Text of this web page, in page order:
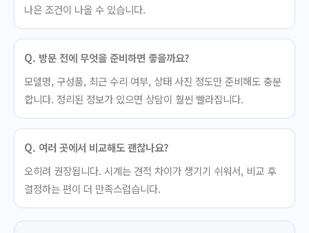
나은 조건이 나올 수 있습니다.
Q. 방문 전에 무엇을 준비하면 좋을까요?
모델명, 구성품, 최근 수리 여부, 상태 사진 정도만 준비해도 충분
합니다. 정리된 정보가 있으면 상담이 훨씬 빨라집니다.
Q. 여러 곳에서 비교해도 괜찮나요?
오히려 권장됩니다. 시계는 견적 차이가 생기기 쉬워서, 비교 후
결정하는 편이 더 만족스럽습니다.